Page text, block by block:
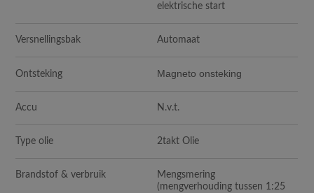
elektrische start
Versnellingsbak Automaat
Ontsteking Magneto onsteking
Accu N.v.t.
Type olie 2takt Olie
Brandstof & verbruik
Mengsmering
(mengverhouding tussen 1:25